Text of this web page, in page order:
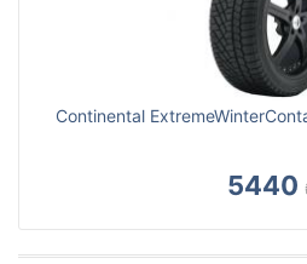
Continental
5440